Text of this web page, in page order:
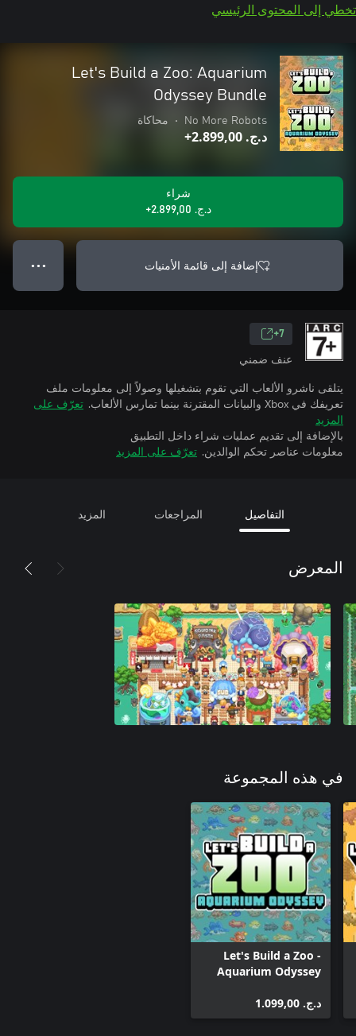
تخطي إلى المحتوى الرئيسي
Let's Build a Zoo: Aquarium
Odyssey Bundle
No More Robots
• محاكاة
د.ج.‏ 2.899,00+
شراء
د.ج.‏ 2.899,00+
إضافة إلى قائمة الأمنيات ● ● ●
7+
عنف ضمني
يتلقى ناشرو الألعاب التي تقوم بتشغيلها وصولاً إلى معلومات ملف
تعريفك في Xbox والبيانات المقترنة بينما تمارس الألعاب.
تعرّف على
المزيد
بالإضافة إلى تقديم عمليات شراء داخل التطبيق
معلومات عناصر تحكم الوالدين. تعرّف على المزيد
التفاصيل المراجعات المزيد
المعرض
في هذه المجموعة
Let's Build a Zoo -
Aquarium Odyssey
د.ج.‏ 1.099,00